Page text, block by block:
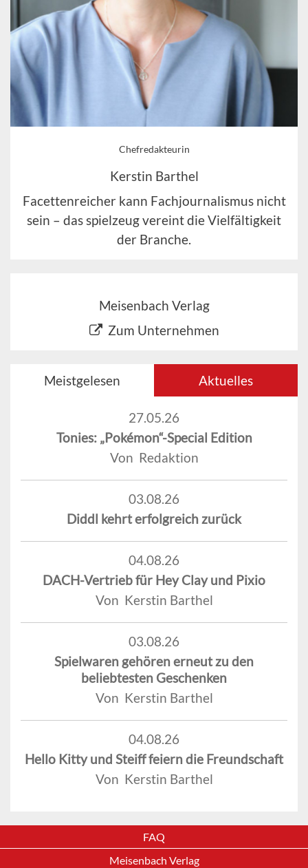
Chefredakteurin
Kerstin Barthel
Facettenreicher kann Fachjournalismus nicht
sein – das spielzeug vereint die Vielfältigkeit
der Branche.
Meisenbach Verlag
Zum Unternehmen
Meistgelesen Aktuelles
27.05.26
Tonies: „Pokémon“-Special Edition
Von Redaktion
03.08.26
Diddl kehrt erfolgreich zurück
04.08.26
DACH-Vertrieb für Hey Clay und Pixio
Von Kerstin Barthel
03.08.26
Spielwaren gehören erneut zu den
beliebtesten Geschenken
Von Kerstin Barthel
04.08.26
Hello Kitty und Steiff feiern die Freundschaft
Von Kerstin Barthel
FAQ
Meisenbach Verlag